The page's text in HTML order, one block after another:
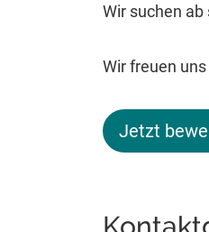
Wir suchen
Wir freuen
Jetzt